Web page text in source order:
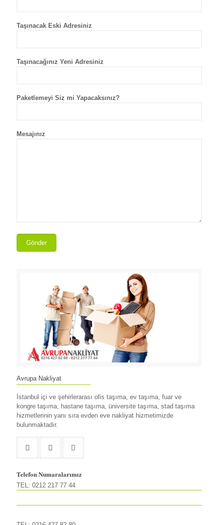
Taşınacak Eski Adresiniz
Taşınacağınız Yeni Adresiniz
Paketlemeyi Siz mi Yapacaksınız?
Mesajınız
Avrupa Nakliyat
İstanbul içi ve şehirlerarası ofis taşıma, ev taşıma, fuar ve
kongre taşıma, hastane taşıma, üniversite taşıma, stad taşıma
hizmetlerinin yanı sıra evden eve nakliyat hizmetimizde
bulunmaktadır.
Telefon Numaralarımız
TEL: 0212 217 77 44